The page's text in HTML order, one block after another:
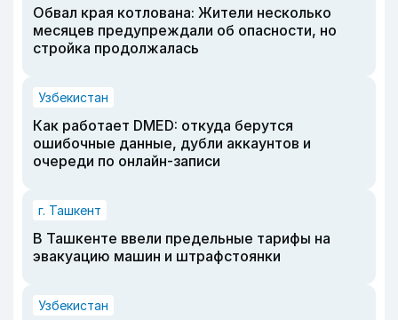
Обвал края котлована: Жители несколько
месяцев предупреждали об опасности, но
стройка продолжалась
Узбекистан
Как работает DMED: откуда берутся
ошибочные данные, дубли аккаунтов и
очереди по онлайн-записи
г. Ташкент
В Ташкенте ввели предельные тарифы на
эвакуацию машин и штрафстоянки
Узбекистан